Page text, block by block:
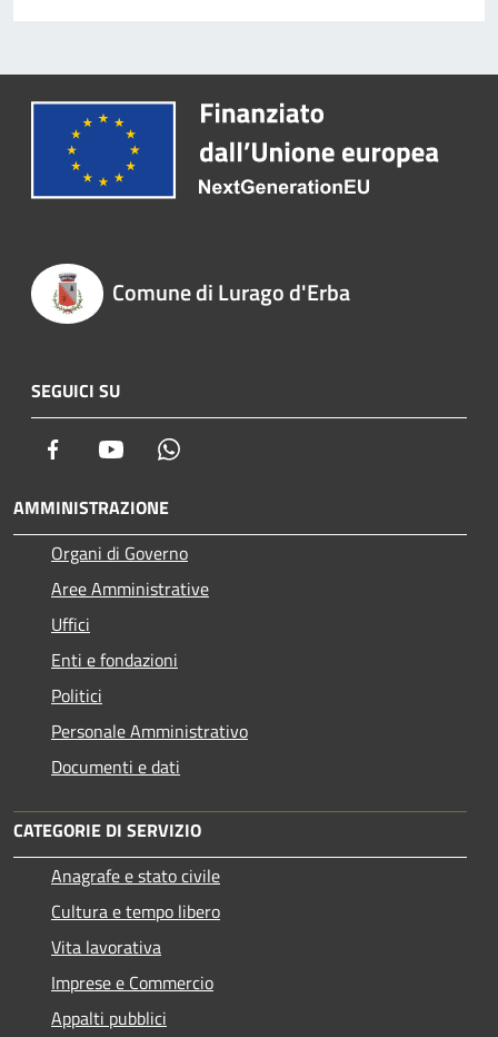
Comune di Lurago d'Erba
SEGUICI SU
Facebook Youtube
AMMINISTRAZIONE
Organi di Governo
Aree Amministrative
Uffici
Enti e fondazioni
Politici
Personale Amministrativo
Documenti e dati
CATEGORIE DI SERVIZIO
Anagrafe e stato civile
Cultura e tempo libero
Vita lavorativa
Imprese e Commercio
Appalti pubblici